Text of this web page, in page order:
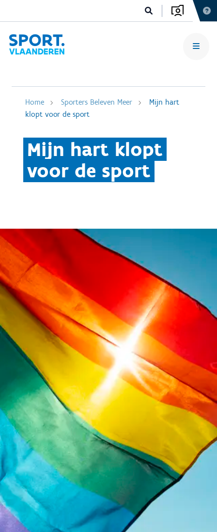
Home Sporters Beleven Meer
Mijn hart
klopt voor de sport
Mijn hart klopt
voor de sport